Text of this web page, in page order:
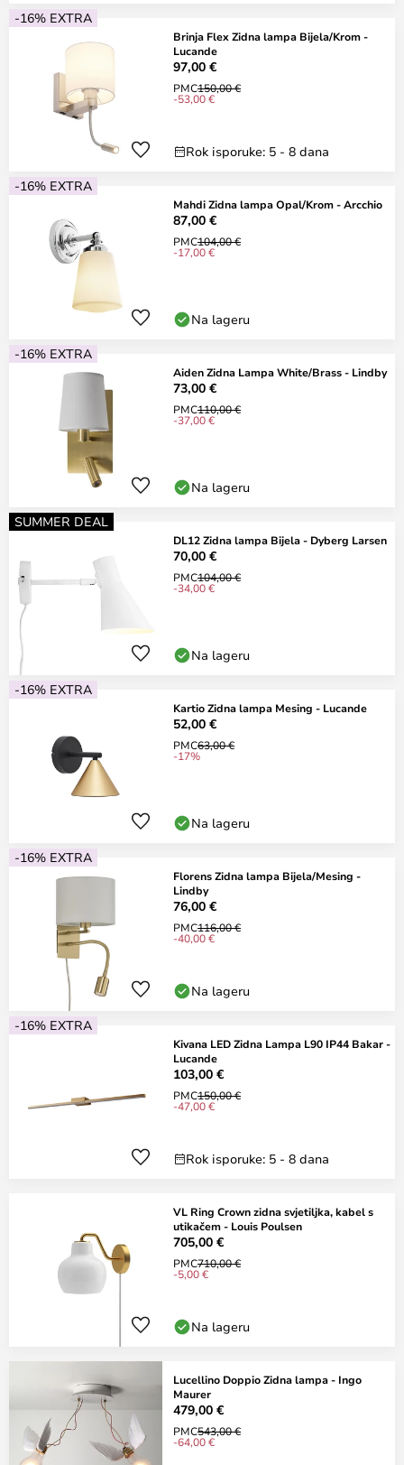
-16% EXTRA
Brinja Flex Zidna lampa Bijela/Krom -
Lucande
97,00 €
PMC150,00 €
-53,00 €
Rok isporuke: 5 - 8 dana
-16% EXTRA
Mahdi Zidna lampa Opal/Krom - Arcchio
87,00 €
PMC104,00 €
-17,00 €
Na lageru
-16% EXTRA
Aiden Zidna Lampa White/Brass - Lindby
73,00 €
PMC110,00 €
-37,00 €
Na lageru
SUMMER DEAL
DL12 Zidna lampa Bijela - Dyberg Larsen
70,00 €
PMC104,00 €
-34,00 €
Na lageru
-16% EXTRA
Kartio Zidna lampa Mesing - Lucande
52,00 €
PMC63,00 €
-17%
Na lageru
-16% EXTRA
Florens Zidna lampa Bijela/Mesing -
Lindby
76,00 €
PMC116,00 €
-40,00 €
Na lageru
-16% EXTRA
Kivana LED Zidna Lampa L90 IP44 Bakar -
Lucande
103,00 €
PMC150,00 €
-47,00 €
Rok isporuke: 5 - 8 dana
VL Ring Crown zidna svjetiljka, kabel s
utikačem - Louis Poulsen
705,00 €
PMC710,00 €
-5,00 €
Na lageru
Lucellino Doppio Zidna lampa - Ingo
Maurer
479,00 €
PMC543,00 €
-64,00 €